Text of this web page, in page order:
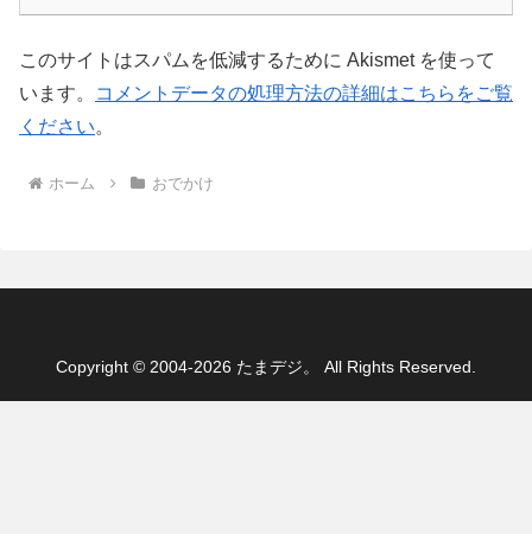
このサイトはスパムを低減するために Akismet を使って
います。
コメントデータの処理方法の詳細はこちらをご覧
ください。
ホーム おでかけ
Copyright © 2004-2026 たまデジ。 All Rights Reserved.